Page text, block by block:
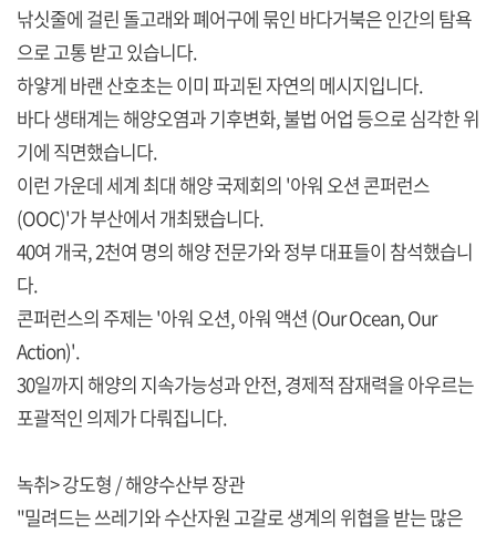
낚싯줄에 걸린 돌고래와 폐어구에 묶인 바다거북은 인간의 탐욕
으로 고통 받고 있습니다.
하얗게 바랜 산호초는 이미 파괴된 자연의 메시지입니다.
바다 생태계는 해양오염과 기후변화, 불법 어업 등으로 심각한 위
기에 직면했습니다.
이런 가운데 세계 최대 해양 국제회의 '아워 오션 콘퍼런스
(OOC)'가 부산에서 개최됐습니다.
40여 개국, 2천여 명의 해양 전문가와 정부 대표들이 참석했습니
다.
콘퍼런스의 주제는 '아워 오션, 아워 액션 (Our Ocean, Our
Action)'.
30일까지 해양의 지속가능성과 안전, 경제적 잠재력을 아우르는
포괄적인 의제가 다뤄집니다.
녹취> 강도형 / 해양수산부 장관
"밀려드는 쓰레기와 수산자원 고갈로 생계의 위협을 받는 많은